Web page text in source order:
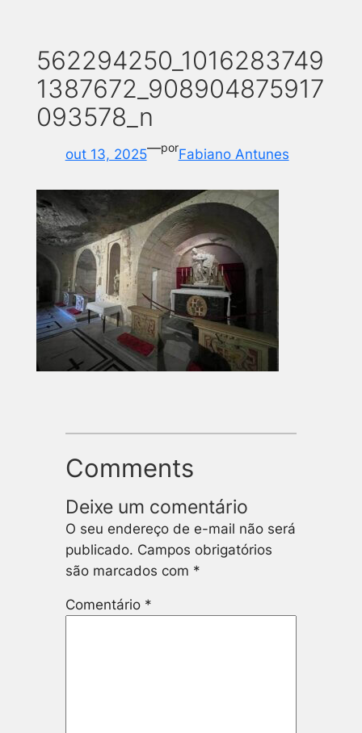
562294250_1016283749
1387672_908904875917
093578_n
out 13, 2025—porFabiano Antunes
Comments
Deixe um comentário
O seu endereço de e-mail não será
publicado. Campos obrigatórios
são marcados com *
Comentário *